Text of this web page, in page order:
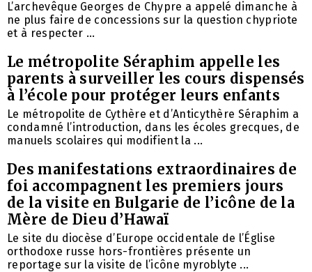
L’archevêque Georges de Chypre a appelé dimanche à
ne plus faire de concessions sur la question chypriote
et à respecter ...
Le métropolite Séraphim appelle les
parents à surveiller les cours dispensés
à l’école pour protéger leurs enfants
Le métropolite de Cythère et d’Anticythère Séraphim a
condamné l’introduction, dans les écoles grecques, de
manuels scolaires qui modifient la ...
Des manifestations extraordinaires de
foi accompagnent les premiers jours
de la visite en Bulgarie de l’icône de la
Mère de Dieu d’Hawaï
Le site du diocèse d’Europe occidentale de l’Église
orthodoxe russe hors-frontières présente un
reportage sur la visite de l’icône myroblyte ...